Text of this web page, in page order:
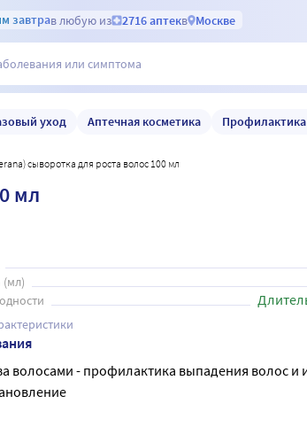
завтрав любую из 2716 аптекв Москве
уход Аптечная косметика
сыворотка для роста волос 100 мл
мл
волосами - профилактика выпадения волос и